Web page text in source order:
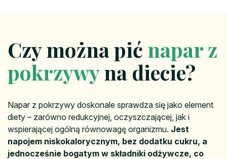
Czy można pić napar z
pokrzywyna diecie?
Napar z pokrzywy doskonale sprawdza się jako element
diety – zarówno redukcyjnej, oczyszczającej, jak i
wspierającej ogólną równowagę organizmu. Jest
napojem niskokalorycznym, bez dodatku cukru, a
jednocześnie bogatym w składniki odżywcze, co